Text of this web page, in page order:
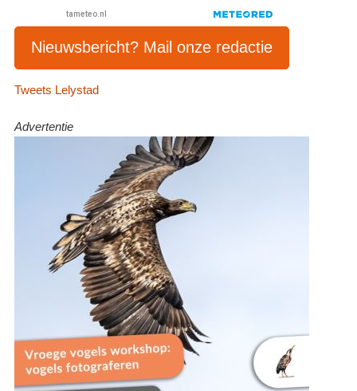
Nieuwsbericht? Mail onze redactie
Tweets Lelystad
Advertentie